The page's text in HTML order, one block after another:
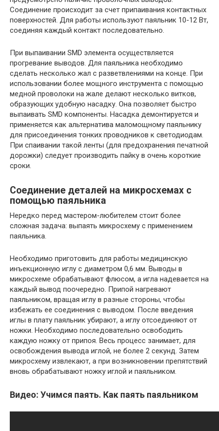
Соединение происходит за счет припаивания контактных
поверхностей. Для работы используют паяльник 10-12 Вт,
соединяя каждый контакт последовательно.
При выпаивании SMD элемента осуществляется
прогревание выводов. Для паяльника необходимо
сделать несколько жал с разветвлениями на конце. При
использовании более мощного инструмента с помощью
медной проволоки на жале делают несколько витков,
образующих удобную насадку. Она позволяет быстро
выпаивать SMD компоненты. Насадка демонтируется и
применяется как альтернатива маломощному паяльнику
для присоединения тонких проводников к светодиодам.
При спаивании такой ленты (для предохранения печатной
дорожки) следует производить пайку в очень короткие
сроки.
Соединение деталей на микросхемах с
помощью паяльника
Нередко перед мастером-любителем стоит более
сложная задача: выпаять микросхему с применением
паяльника.
Необходимо приготовить для работы медицинскую
инъекционную иглу с диаметром 0,6 мм. Выводы в
микросхеме обрабатывают флюсом, а игла надевается на
каждый вывод поочередно. Припой нагревают
паяльником, вращая иглу в разные стороны, чтобы
избежать ее соединения с выводом. После введения
иглы в плату паяльник убирают, а иглу отсоединяют от
ножки. Необходимо последовательно освободить
каждую ножку от припоя. Весь процесс занимает, для
освобождения вывода иглой, не более 2 секунд. Затем
микросхему извлекают, а при возникновении препятствий
вновь обрабатывают ножку иглой и паяльником.
Видео: Учимся паять. Как паять паяльником